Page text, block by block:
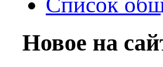
Новое на